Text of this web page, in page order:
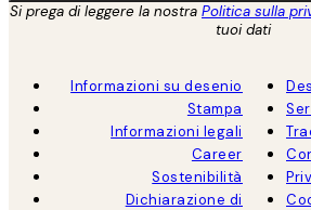
Si prega di leggere la nostra Politica sulla
tuoi dati
Informazioni su desenio
Stampa
Informazioni legali
Career
Sostenibilità
Dichiarazione di